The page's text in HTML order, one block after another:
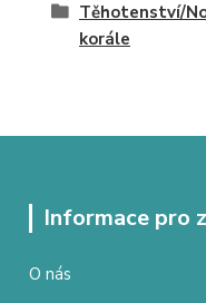
Těhotenství/
korále
Informace pro
O nás